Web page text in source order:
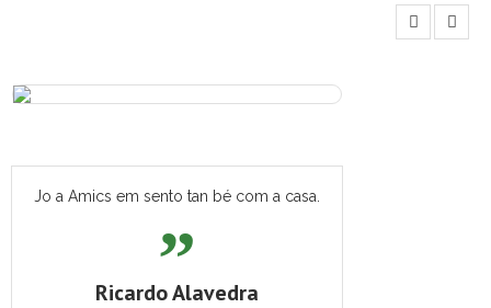
Jo a Amics em sento tan bé com a casa.
Ricardo Alavedra